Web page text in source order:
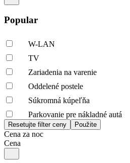
Popular
W-LAN
TV
Zariadenia na varenie
Oddelené postele
Súkromná kúpeľňa
Parkovanie pre nákladné autá
Cena za noc
Cena